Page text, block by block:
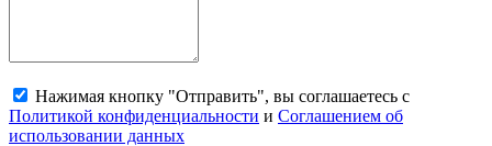
Нажимая кнопку "Отправить", вы соглашаетесь с
Политикой конфиденциальности и Соглашением об
использовании данных